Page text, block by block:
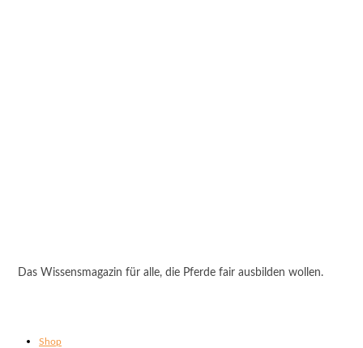
Das Wissensmagazin für alle, die Pferde fair ausbilden wollen.
Shop